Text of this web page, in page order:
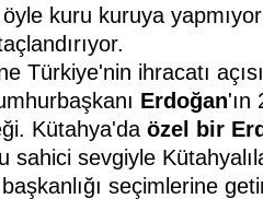
kuru kuruya
Türkiye'nin ihracatı
Erdoğan'ın
Kütahya'da özel bir
sahici sevgiyle
seçimlerine